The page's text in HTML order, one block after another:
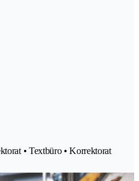
• Textbüro • Korrektorat